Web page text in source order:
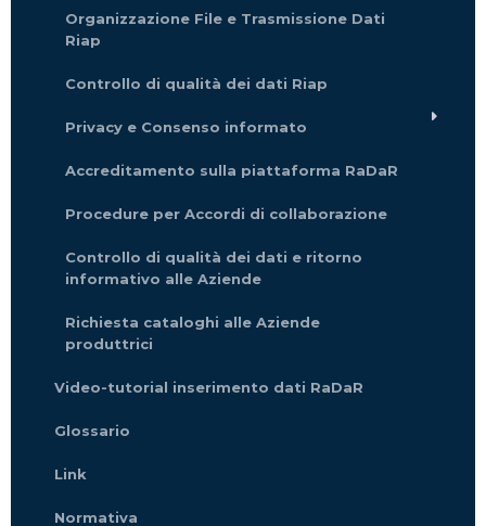
Organizzazione File e Trasmissione Dati
Riap
Controllo di qualità dei dati Riap
Privacy e Consenso informato
Accreditamento sulla piattaforma RaDaR
Procedure per Accordi di collaborazione
Controllo di qualità dei dati e ritorno
informativo alle Aziende
Richiesta cataloghi alle Aziende
produttrici
Video-tutorial inserimento dati RaDaR
Glossario
Link
Normativa